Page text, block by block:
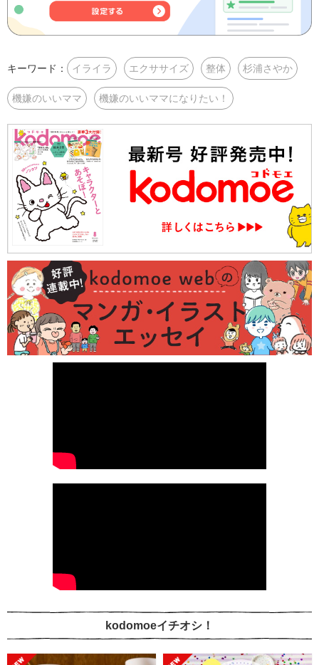
キーワード： イライラ エクササイズ 整体 杉浦さやか
機嫌のいいママ 機嫌のいいママになりたい！
kodomoeイチオシ！